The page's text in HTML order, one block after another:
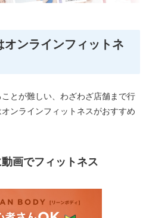
ンラインフィットネ
とが難しい、わざわざ店舗まで行
ンラインフィットネスがおすすめ
画でフィットネス